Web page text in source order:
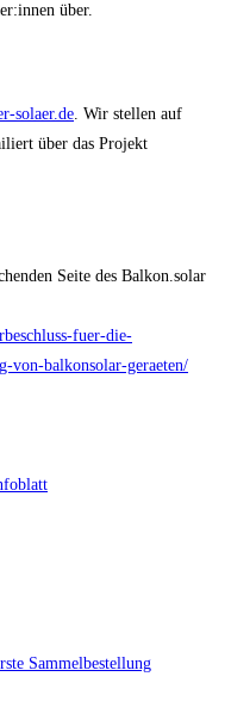
über.
solaer.de . Wir stellen auf
über das Projekt
Seite des Balkon.solar
fuer-die-
von-balkonsolar-geraeten/